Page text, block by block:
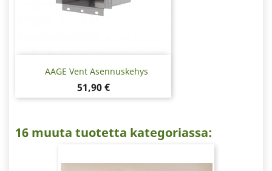
AAGE Vent Asennuskehys
Hinta
51,90 €
16 muuta tuotetta kategoriassa: